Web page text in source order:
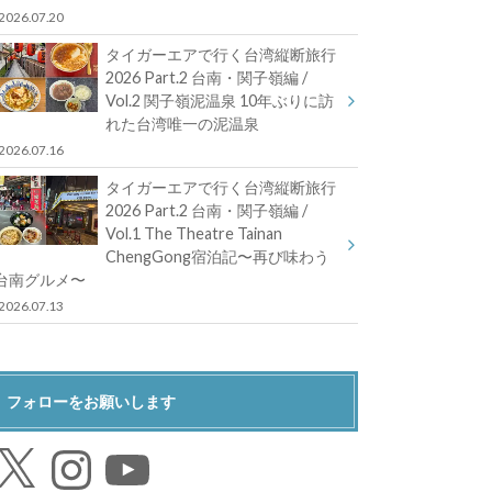
タイガーエアで行く台湾縦断旅行
2026 Part.2 台南・関子嶺編 /
Vol.2 関子嶺泥温泉 10年ぶりに訪
れた台湾唯一の泥温泉
タイガーエアで行く台湾縦断旅行
2026 Part.2 台南・関子嶺編 /
Vol.1 The Theatre Tainan
ChengGong宿泊記〜再び味わう
南グルメ〜
フォローをお願いします
Instagram